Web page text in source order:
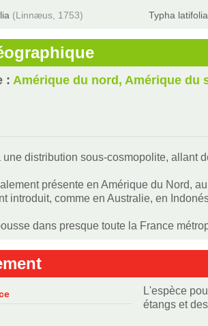
(Linnæus, 1753) Typha latifolia
:Amérique du nord, Amérique du
une distribution sous-cosmopolite, allant
présente en Amérique du Nord,
introduit, comme en Australie, en
dans presque toute la France
L'espèce
étangs et